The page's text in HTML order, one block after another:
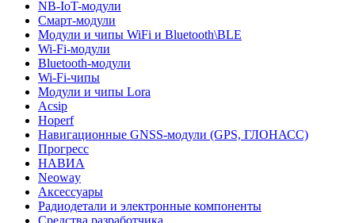
NB-IoT-модули
Смарт-модули
Модули и чипы WiFi и Bluetooth\BLE
Wi-Fi-модули
Bluetooth-модули
Wi-Fi-чипы
Модули и чипы Lora
Acsip
Hoperf
Навигационные GNSS-модули (GPS, ГЛОНАСС)
Прогресс
НАВИА
Neoway
Аксессуары
Радиодетали и электронные компоненты
Средства разработчика